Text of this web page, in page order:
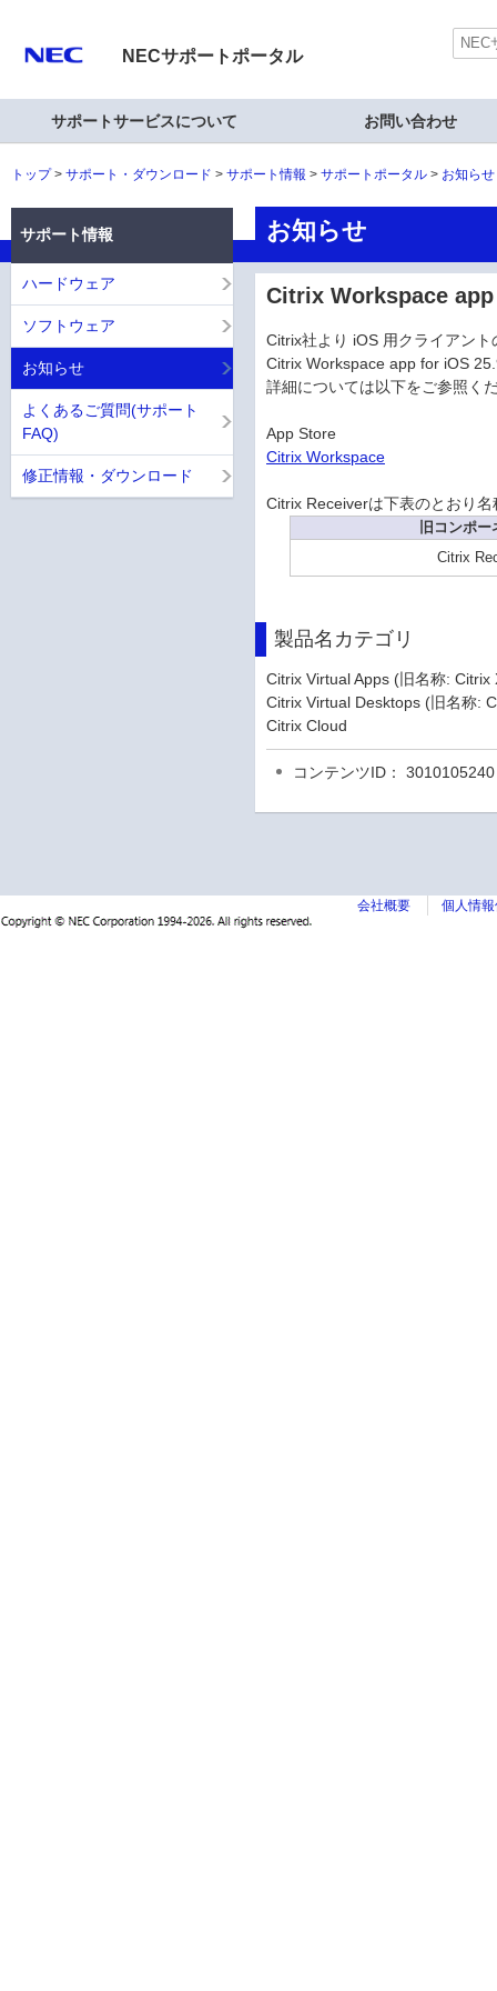
NECサポートポータル
サポートサービスについて お問い合わせ
トップ サポート・ダウンロード サポート情報 サポートポータル お知ら
お知らせ
Citrix Workspace app
Citrix社より iOS 用クライアン
Citrix Workspace app for iOS
詳細については以下をご参照く
App Store
Citrix Workspace
Citrix Receiverは下表のとおり
旧コンポ
Citrix
製品名カテゴリ
Citrix Virtual Apps (旧名称:
Citrix Virtual Desktops (旧名称:
Citrix Cloud
コンテンツID： 3010105240
サポート情報
ハードウェア
ソフトウェア
お知らせ
よくあるご質問(サポート
FAQ)
修正情報・ダウンロード
会社概要 個人情